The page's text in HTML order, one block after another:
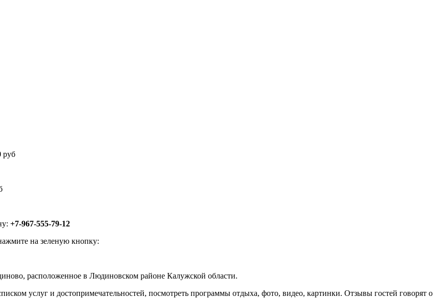
руб
+7-967-555-79-12
на зеленую кнопку:
расположенное в Людиновском районе Калужской области.
услуг и достопримечательностей, посмотреть программы отдыха, фото, видео, картинки. Отзывы гостей говорят о